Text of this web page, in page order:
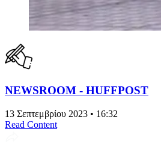
NEWSROOM - HUFFPOST
13 Σεπτεμβρίου 2023 • 16:32
Read Content